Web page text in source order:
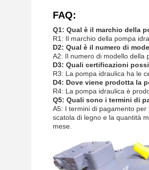
FAQ:
Q1: Qual è il marchio della
R1: Il marchio della pompa
D2: Qual è il numero di
A2: Il numero di modello della
D3: Quali certificazioni
R3: La pompa idraulica ha le
D4: Dove viene prodotta la
R4: La pompa idraulica è
Q5: Quali sono i termini di
A5: I termini di pagamento
scatola di legno e la quantità
mese.